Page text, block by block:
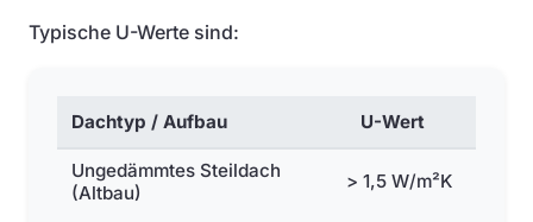
Typische U-Werte sind:
Dachtyp / Aufbau U-Wert
Ungedämmtes Steildach
(Altbau)
> 1,5 W/m²K